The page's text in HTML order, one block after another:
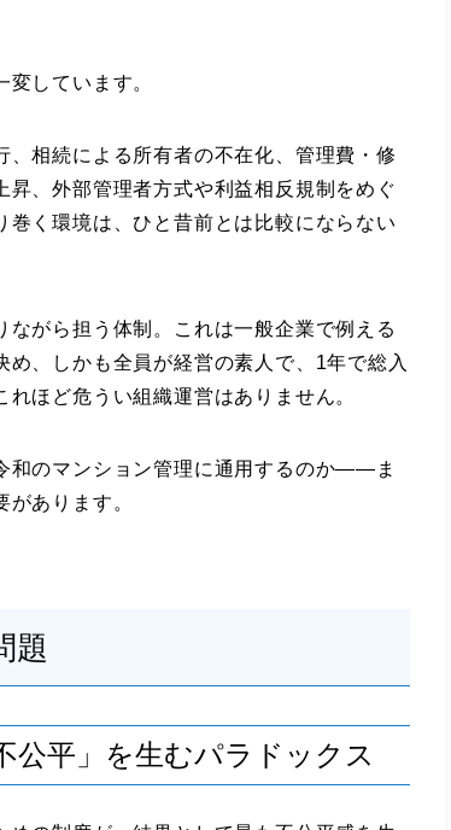
しています。
相続による所有者の不在化、管理費・修
、外部管理者方式や利益相反規制をめぐ
く環境は、ひと昔前とは比較にならない
がら担う体制。これは一般企業で例える
、しかも全員が経営の素人で、1年で総入
ほど危うい組織運営はありません。
和のマンション管理に通用するのか――ま
あります。
題
公平」を生むパラドックス